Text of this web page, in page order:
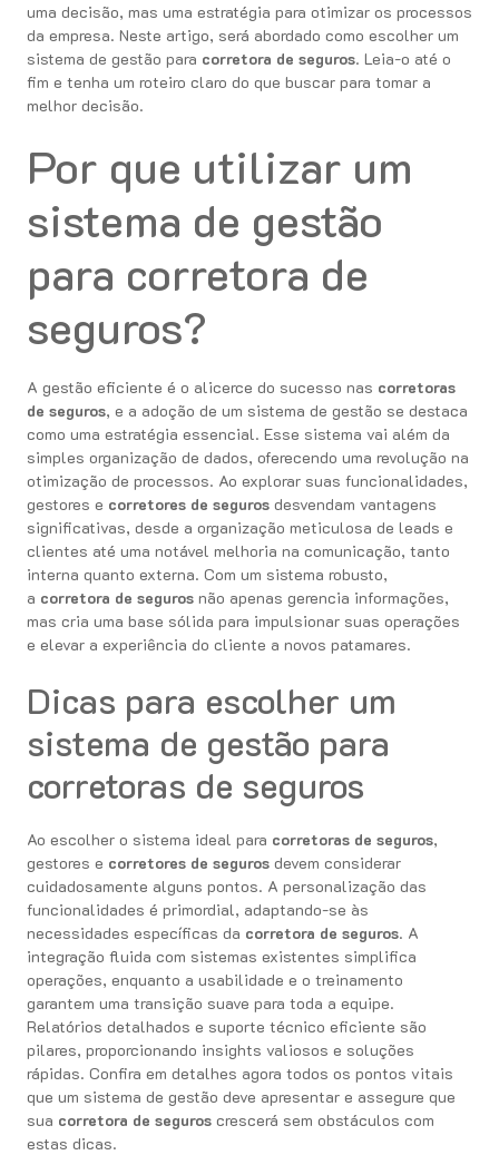
uma decisão, mas uma estratégia para otimizar os processos
da empresa. Neste artigo, será abordado como escolher um
sistema de gestão para corretora de seguros. Leia-o até o
fim e tenha um roteiro claro do que buscar para tomar a
melhor decisão.
Por que utilizar um
sistema de gestão
para corretora de
seguros?
A gestão eficiente é o alicerce do sucesso nas corretoras
de seguros, e a adoção de um sistema de gestão se destaca
como uma estratégia essencial. Esse sistema vai além da
simples organização de dados, oferecendo uma revolução na
otimização de processos. Ao explorar suas funcionalidades,
gestores e corretores de seguros desvendam vantagens
significativas, desde a organização meticulosa de leads e
clientes até uma notável melhoria na comunicação, tanto
interna quanto externa. Com um sistema robusto,
a corretora de seguros não apenas gerencia informações,
mas cria uma base sólida para impulsionar suas operações
e elevar a experiência do cliente a novos patamares.
Dicas para escolher um
sistema de gestão para
corretoras de seguros
Ao escolher o sistema ideal para corretoras de seguros,
gestores e corretores de seguros devem considerar
cuidadosamente alguns pontos. A personalização das
funcionalidades é primordial, adaptando-se às
necessidades específicas da corretora de seguros. A
integração fluida com sistemas existentes simplifica
operações, enquanto a usabilidade e o treinamento
garantem uma transição suave para toda a equipe.
Relatórios detalhados e suporte técnico eficiente são
pilares, proporcionando insights valiosos e soluções
rápidas. Confira em detalhes agora todos os pontos vitais
que um sistema de gestão deve apresentar e assegure que
sua corretora de seguros crescerá sem obstáculos com
estas dicas.